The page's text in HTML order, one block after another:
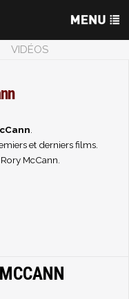
VIDÉOS
et derniers films.
McCann.